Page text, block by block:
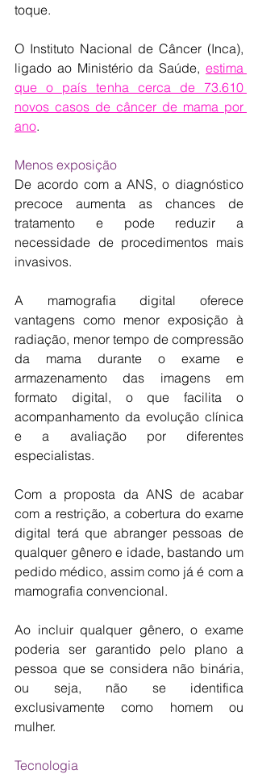
toque.
O Instituto Nacional de Câncer (Inca),
ligado ao Ministério da Saúde, estima
que o país tenha cerca de 73.610
novos casos de câncer de mama por
ano.
Menos exposição
De acordo com a ANS, o diagnóstico
precoce aumenta as chances de
tratamento e pode reduzir a
necessidade de procedimentos mais
invasivos.
A mamografia digital oferece
vantagens como menor exposição à
radiação, menor tempo de compressão
da mama durante o exame e
armazenamento das imagens em
formato digital, o que facilita o
acompanhamento da evolução clínica
e a avaliação por diferentes
especialistas.
Com a proposta da ANS de acabar
com a restrição, a cobertura do exame
digital terá que abranger pessoas de
qualquer gênero e idade, bastando um
pedido médico, assim como já é com a
mamografia convencional.
Ao incluir qualquer gênero, o exame
poderia ser garantido pelo plano a
pessoa que se considera não binária,
ou seja, não se identifica
exclusivamente como homem ou
mulher.
Tecnologia